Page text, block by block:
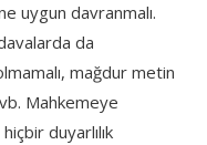
uygun davranmalı.
da
mağdur metin
Mahkemeye
duyarlılık